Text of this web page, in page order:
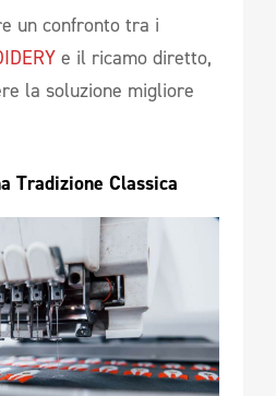
un confronto tra i
e il ricamo diretto,
la soluzione migliore
Tradizione Classica